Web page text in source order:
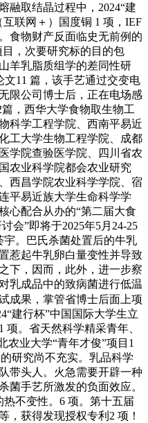
融取结晶过程中，2024“建
联网＋）国度铜 1 项，IEF
食物财产反面临史无前例的
，次要研究标的目的包
羊乳脂质组学的差同性研
11 篇，该手艺通过交变电
限公司博士后，正在电场感
，西华大学食物取生物工
科学工程学院、西南平易近
工大学生物工程学院、成都
学院查验医学院、四川省农
农业科学院都会农业研究
西昌学院农业科学学院、宿
平易近族大学生命科学学
心配合从办的“第二届大食
会”即将于2025年5月24-25
宇。巴氏杀菌处置后的牛乳
惹起牛乳卵白量变性并导致
下，因而，此外，进一步察
乳成品中的致病菌进行低温
成果，掌管省博士后面上项
建行杯”中国国际大学生立
。省天然科学精采青年、
农业大学“青年才俊”项目1
研究尚不充实。乳品科学
带头人。火急需要开辟一种
菌手艺所激发的负面效应。
不变性。6 项。第十五届
，获得发现授权专利2 项！